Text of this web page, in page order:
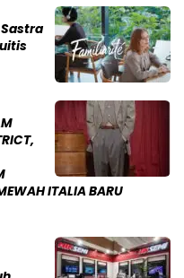
Sastra
ITALIA BARU